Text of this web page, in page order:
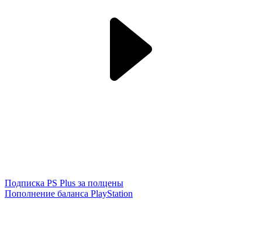
Подписка PS Plus за полцены
Пополнение баланса PlayStation